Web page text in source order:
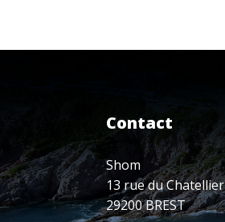
Contact
Shom
13 rue du Chatellier
29200 BREST